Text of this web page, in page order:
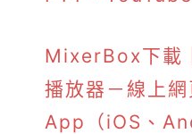
MixerBox下載
播放器－線上
App（iOS、